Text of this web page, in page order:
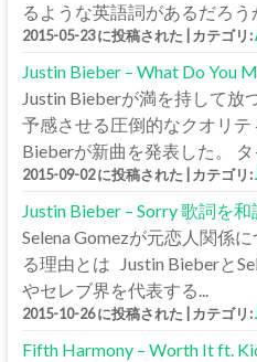
るような英語詞があるだろう
2015-05-23 に投稿された カテゴリ:
Justin Bieber – What Do You
Justin Bieberが満を持して放
予感させる圧倒的なクオリ
Bieberが新曲を発表した。
2015-09-02 に投稿された カテゴリ:
Justin Bieber – Sorry 歌詞を
Selena Gomezが元恋人関係
る理由とは Justin Bieberと
やセレブ界を代表する...
2015-10-26 に投稿された カテゴリ:
Fifth Harmony – Worth It ft.